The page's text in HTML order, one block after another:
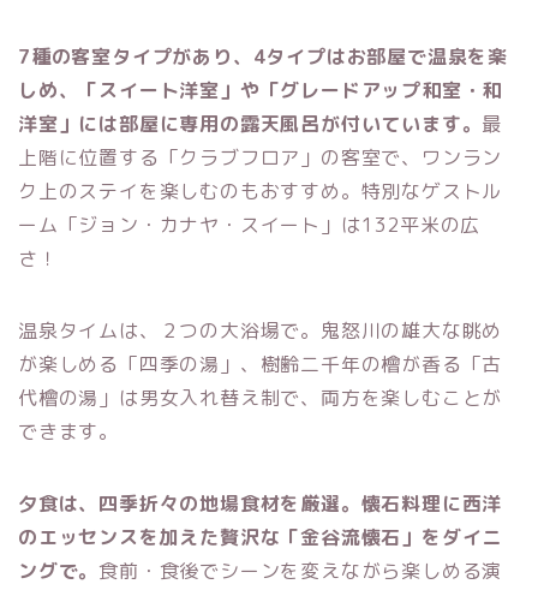
7種の客室タイプがあり、4タイプはお部屋で温泉を楽
しめ、「スイート洋室」や「グレードアップ和室・和
洋室」には部屋に専用の露天風呂が付いています。 最
上階に位置する「クラブフロア」の客室で、ワンラン
ク上のステイを楽しむのもおすすめ。特別なゲストル
ーム「ジョン・カナヤ・スイート」は132平米の広
さ！
温泉タイムは、２つの大浴場で。鬼怒川の雄大な眺め
が楽しめる「四季の湯」、樹齢二千年の檜が香る「古
代檜の湯」は男女入れ替え制で、両方を楽しむことが
できます。
夕食は、四季折々の地場食材を厳選。懐石料理に西洋
のエッセンスを加えた贅沢な「金谷流懐石」をダイニ
ングで。 食前・食後でシーンを変えながら楽しめる演